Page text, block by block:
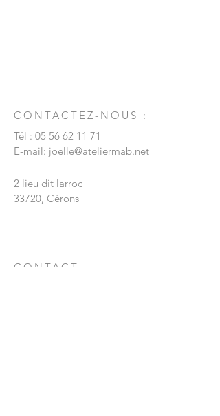
CONTACTEZ-NOUS :
Tél : 05 56 62 11 71
E-mail: joelle@ateliermab.net
2 lieu dit larroc
33720, Cérons
CONTACT